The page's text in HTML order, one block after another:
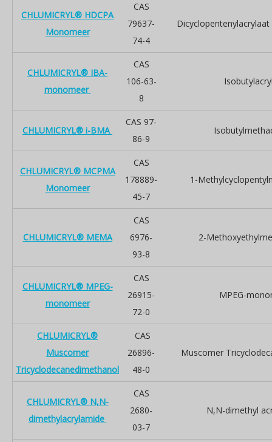
CHLUMICRYL® HDCPA
Monomeer
CAS
79637-
74-4
CHLUMICRYL® IBA-
monomeer
CAS
106-63-
8
CHLUMICRYL® i-BMA
CAS 97-
86-9
CHLUMICRYL® MCPMA
Monomeer
CAS
178889-
45-7
1-
CHLUMICRYL® MEMA
CAS
6976-
93-8
2-
CHLUMICRYL® MPEG-
monomeer
CAS
26915-
72-0
MPEG-
CHLUMICRYL®
Muscomer
Tricyclodecanedimethanol
CAS
26896-
48-0
Muscomer
CHLUMICRYL® N,N-
dimethylacrylamide
CAS
2680-
03-7
N,N-dimethyl